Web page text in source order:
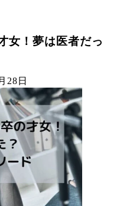
女！夢は医者だっ
28日